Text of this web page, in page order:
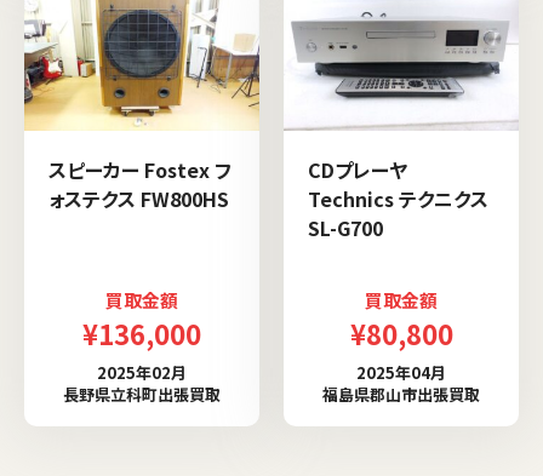
スピーカー Fostex フ
ォステクス FW800HS
買取金額
¥136,000
2025年02月
長野県立科町出張買取
CDプレーヤ
Technics テクニクス
SL-G700
買取金額
¥80,800
2025年04月
福島県郡山市出張買取